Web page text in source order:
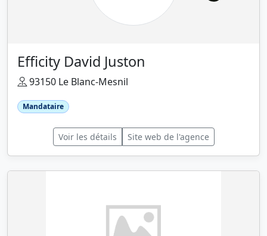
Efficity David Juston
93150 Le Blanc-Mesnil
Mandataire
Voir les détails Site web de l'agence